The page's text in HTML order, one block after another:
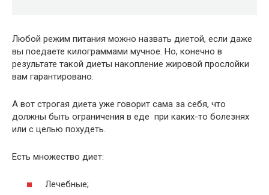
Любой режим питания можно назвать диетой, если даже
вы поедаете килограммами мучное. Но, конечно в
результате такой диеты накопление жировой прослойки
вам гарантировано.
А вот строгая диета уже говорит сама за себя, что
должны быть ограничения в еде при каких-то болезнях
или с целью похудеть.
Есть множество диет:
Лечебные;